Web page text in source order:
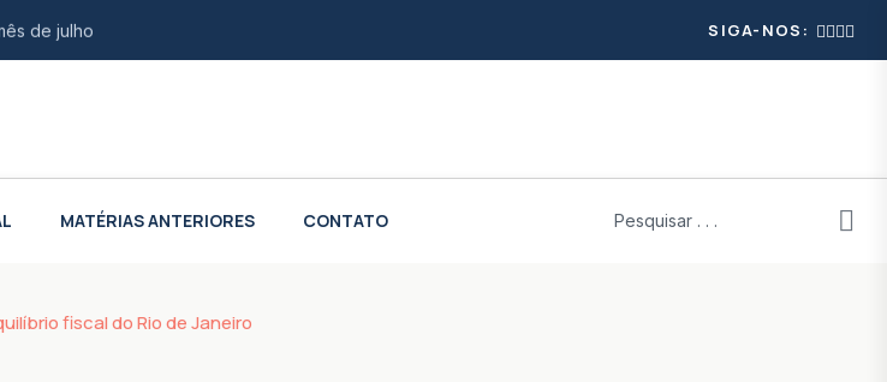
de julho
na Baixada
SIGA-NOS:
MATÉRIAS ANTERIORES CONTATO
fiscal do Rio de Janeiro